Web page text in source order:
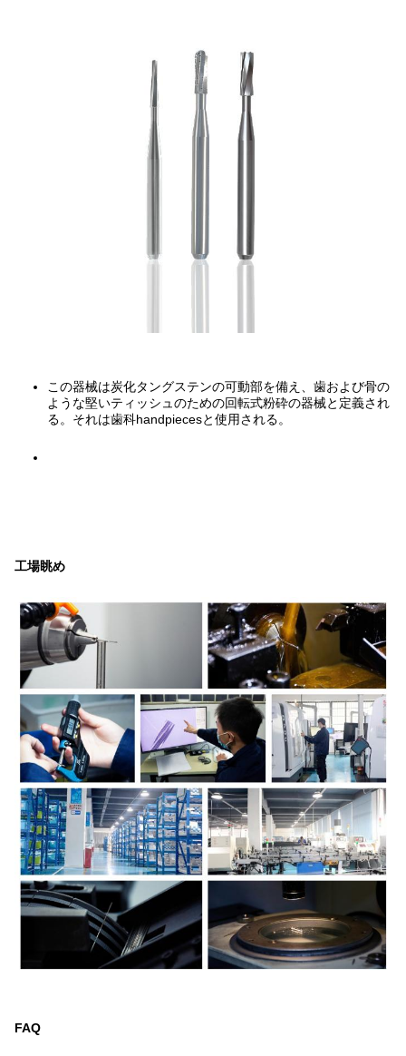
この器械は炭化タングステンの可動部を備え、歯および骨の
ような堅いティッシュのための回転式粉砕の器械と定義され
る。それは歯科handpiecesと使用される。
工場眺め
FAQ